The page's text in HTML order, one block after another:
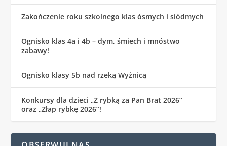
Zakończenie roku szkolnego klas ósmych i siódmych
Ognisko klas 4a i 4b – dym, śmiech i mnóstwo
zabawy!
Ognisko klasy 5b nad rzeką Wyżnicą
Konkursy dla dzieci „Z rybką za Pan Brat 2026”
oraz „Złap rybkę 2026”!